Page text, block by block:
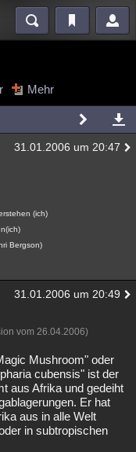
Mystery Kriminalfälle
Gaming Filme
Geschlossen
Mehr
31.01.2006 um 20:47
(ich)
Bergson)
31.01.2006 um 20:49
vom 26.04.2006)
Mushroom" oder
cubensis" ist der
aus Afrika und gedeiht
Er hat
aus in alle Welt
in subtropischen